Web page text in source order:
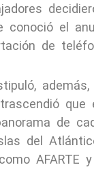
conoció el
de
de
del
AFARTE